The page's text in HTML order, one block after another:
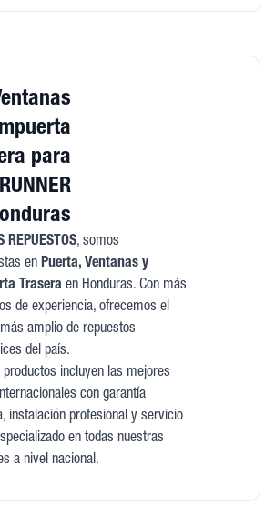
para
REPUESTOS, somos
en Puerta, Ventanas y
Trasera en Honduras. Con más
de experiencia, ofrecemos el
amplio de repuestos
del país.
productos incluyen las mejores
con garantía
instalación profesional y servicio
en todas nuestras
a nivel nacional.